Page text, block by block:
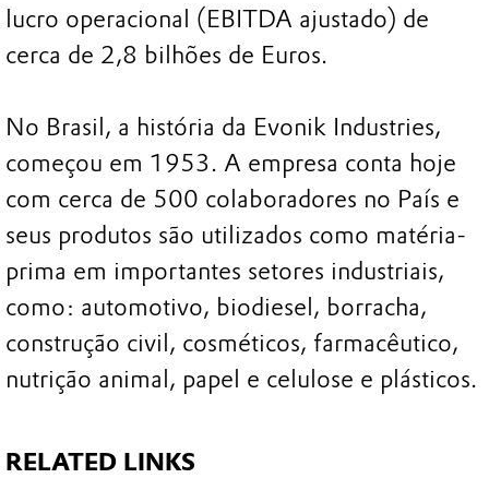
lucro operacional (EBITDA ajustado) de
cerca de 2,8 bilhões de Euros.
No Brasil, a história da Evonik Industries,
começou em 1953. A empresa conta hoje
com cerca de 500 colaboradores no País e
seus produtos são utilizados como matéria-
prima em importantes setores industriais,
como: automotivo, biodiesel, borracha,
construção civil, cosméticos, farmacêutico,
nutrição animal, papel e celulose e plásticos.
RELATED LINKS